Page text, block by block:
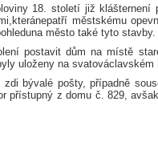
18. století již klášternení
městskému
město také tyto stavby.
postavit dům na místě
uloženy na svatováclavském
bývalé pošty, případně
přístupný z domu č. 829,